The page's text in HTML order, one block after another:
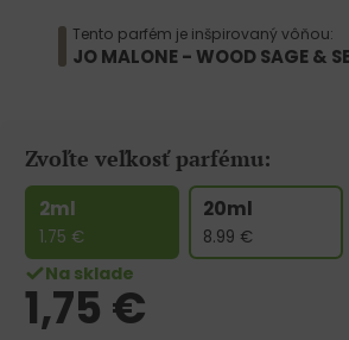
Tento parfém je inšpirovaný vôňou:
JO MALONE - WOOD SAGE &
Zvoľte veľkosť parfému:
2ml
1.75 €
20ml
8.99 €
Na sklade
1,75 €